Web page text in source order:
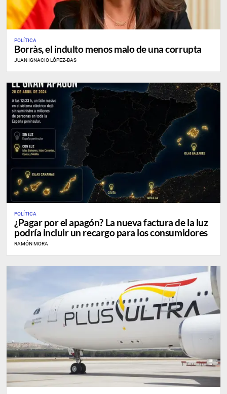
POLÍTICA
Borràs, el indulto menos malo de una corrupta
JUAN IGNACIO LÓPEZ-BAS
POLÍTICA
¿Pagar por el apagón? La nueva factura de la luz
podría incluir un recargo para los consumidores
RAMÓN MORA